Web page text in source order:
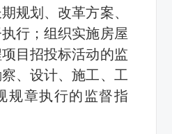
规划、改革方案、
行；组织实施房屋
目招投标活动的监
、设计、施工、工
规章执行的监督指